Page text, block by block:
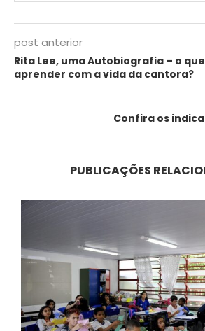
post anterior
Rita Lee, uma Autobiografia – o
aprender com a vida da cantora?
Confira os
PUBLICAÇÕES